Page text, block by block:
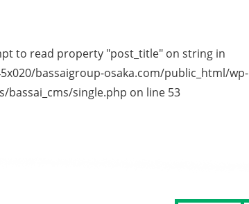
to read property "post_title" on string in
bassaigroup-osaka.com/public_html/wp-
bassai_cms/single.php on line 53